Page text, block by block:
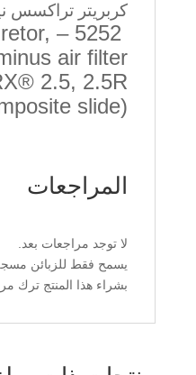
كربريتر تراكسس
air filter
2.5, 2.5R
slide)
المراجعات
لا توجد مراجعات بعد.
يسمح فقط للزبائن
بشراء هذا المنتج ترك